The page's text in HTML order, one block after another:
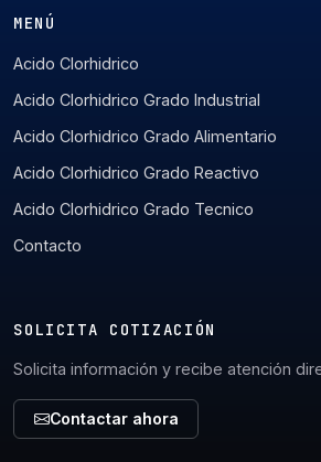
MENÚ
Acido Clorhidrico
Acido Clorhidrico Grado Industrial
Acido Clorhidrico Grado Alimentario
Acido Clorhidrico Grado Reactivo
Acido Clorhidrico Grado Tecnico
Contacto
SOLICITA COTIZACIÓN
Solicita información y recibe atención
Contactar ahora